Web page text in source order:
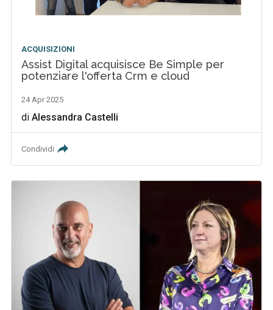
ACQUISIZIONI
Assist Digital acquisisce Be Simple per
potenziare l'offerta Crm e cloud
24 Apr 2025
diAlessandra Castelli
Condividi